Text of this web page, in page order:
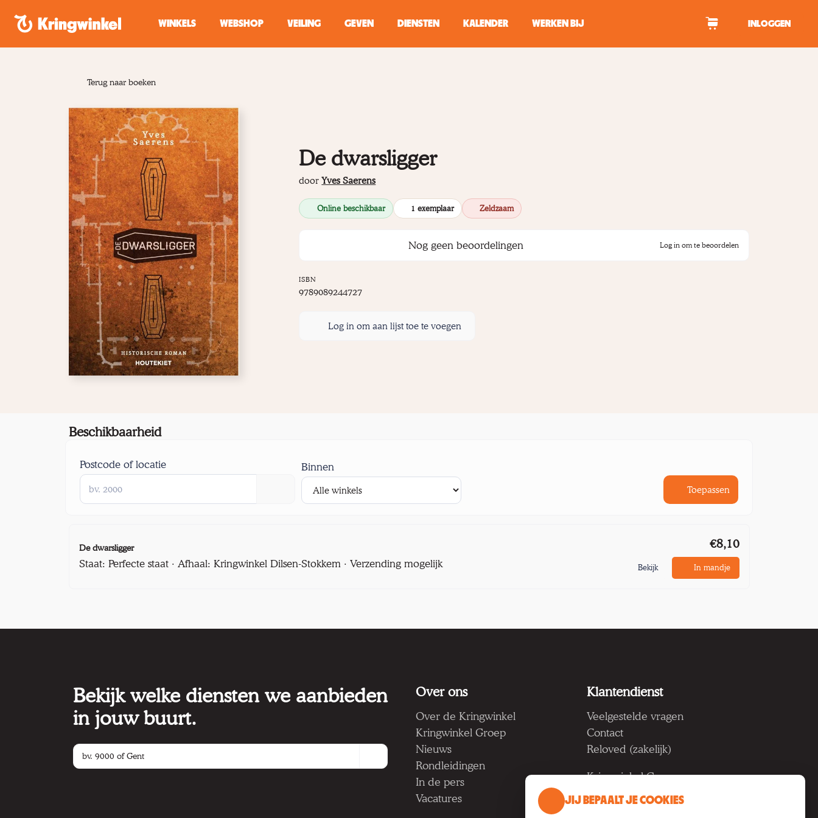
WINKELS
WEBSHOP VEILING GEVEN DIENSTEN KALENDER WERKEN BIJ INLOGGEN
Terug naar boeken
De dwarsligger
doorYves Saerens
Online beschikbaar 1 exemplaar Zeldzaam
Nog geen beoordelingen Log in om te beoordelen
ISBN
9789089244727
Log in om aan lijst toe te voegen
Beschikbaarheid
Postcode of locatie Binnen
Toepassen
De dwarsligger
Staat: Perfecte staat · Afhaal: Kringwinkel Dilsen-Stokkem · Verzending mogelijk
€8,10
Bekijk In mandje
Bekijk welke diensten we aanbieden
in jouw buurt.
Over ons
Over de Kringwinkel
Kringwinkel Groep
Nieuws
Rondleidingen
In de pers
Vacatures
Klantendienst
Veelgestelde vragen
Contact
Reloved (zakelijk)
Kringwinkel Groep vzw
Koning Albertlaan 124, 9000
JIJ BEPAALT JE COOKIES